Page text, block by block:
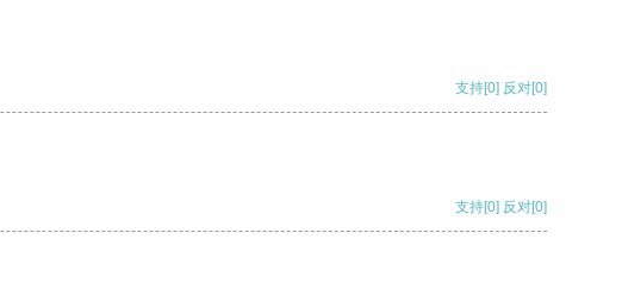
支持[0] 反对[0]
支持[0] 反对[0]